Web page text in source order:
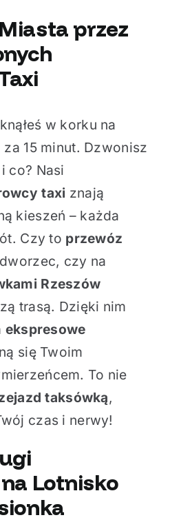
przez
w korku na
15 minut. Dzwonisz
co? Nasi
taxi znają
kieszeń – każda
Czy to przewóz
czy na
Rzeszów
trasą. Dzięki nim
ekspresowe
się Twoim
To nie
taksówką,
czas i nerwy!
na Lotnisko